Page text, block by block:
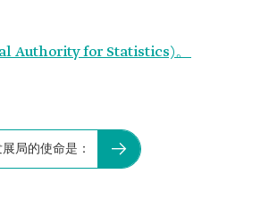
Authority for Statistics)。
局的使命是：